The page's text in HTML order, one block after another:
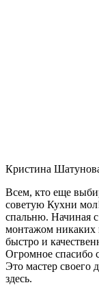
Кристина
Всем, кто еще
советую Кухни
спальню. Начиная с
монтажом никаких
быстро и
Огромное спасибо
Это мастер своего
здесь.